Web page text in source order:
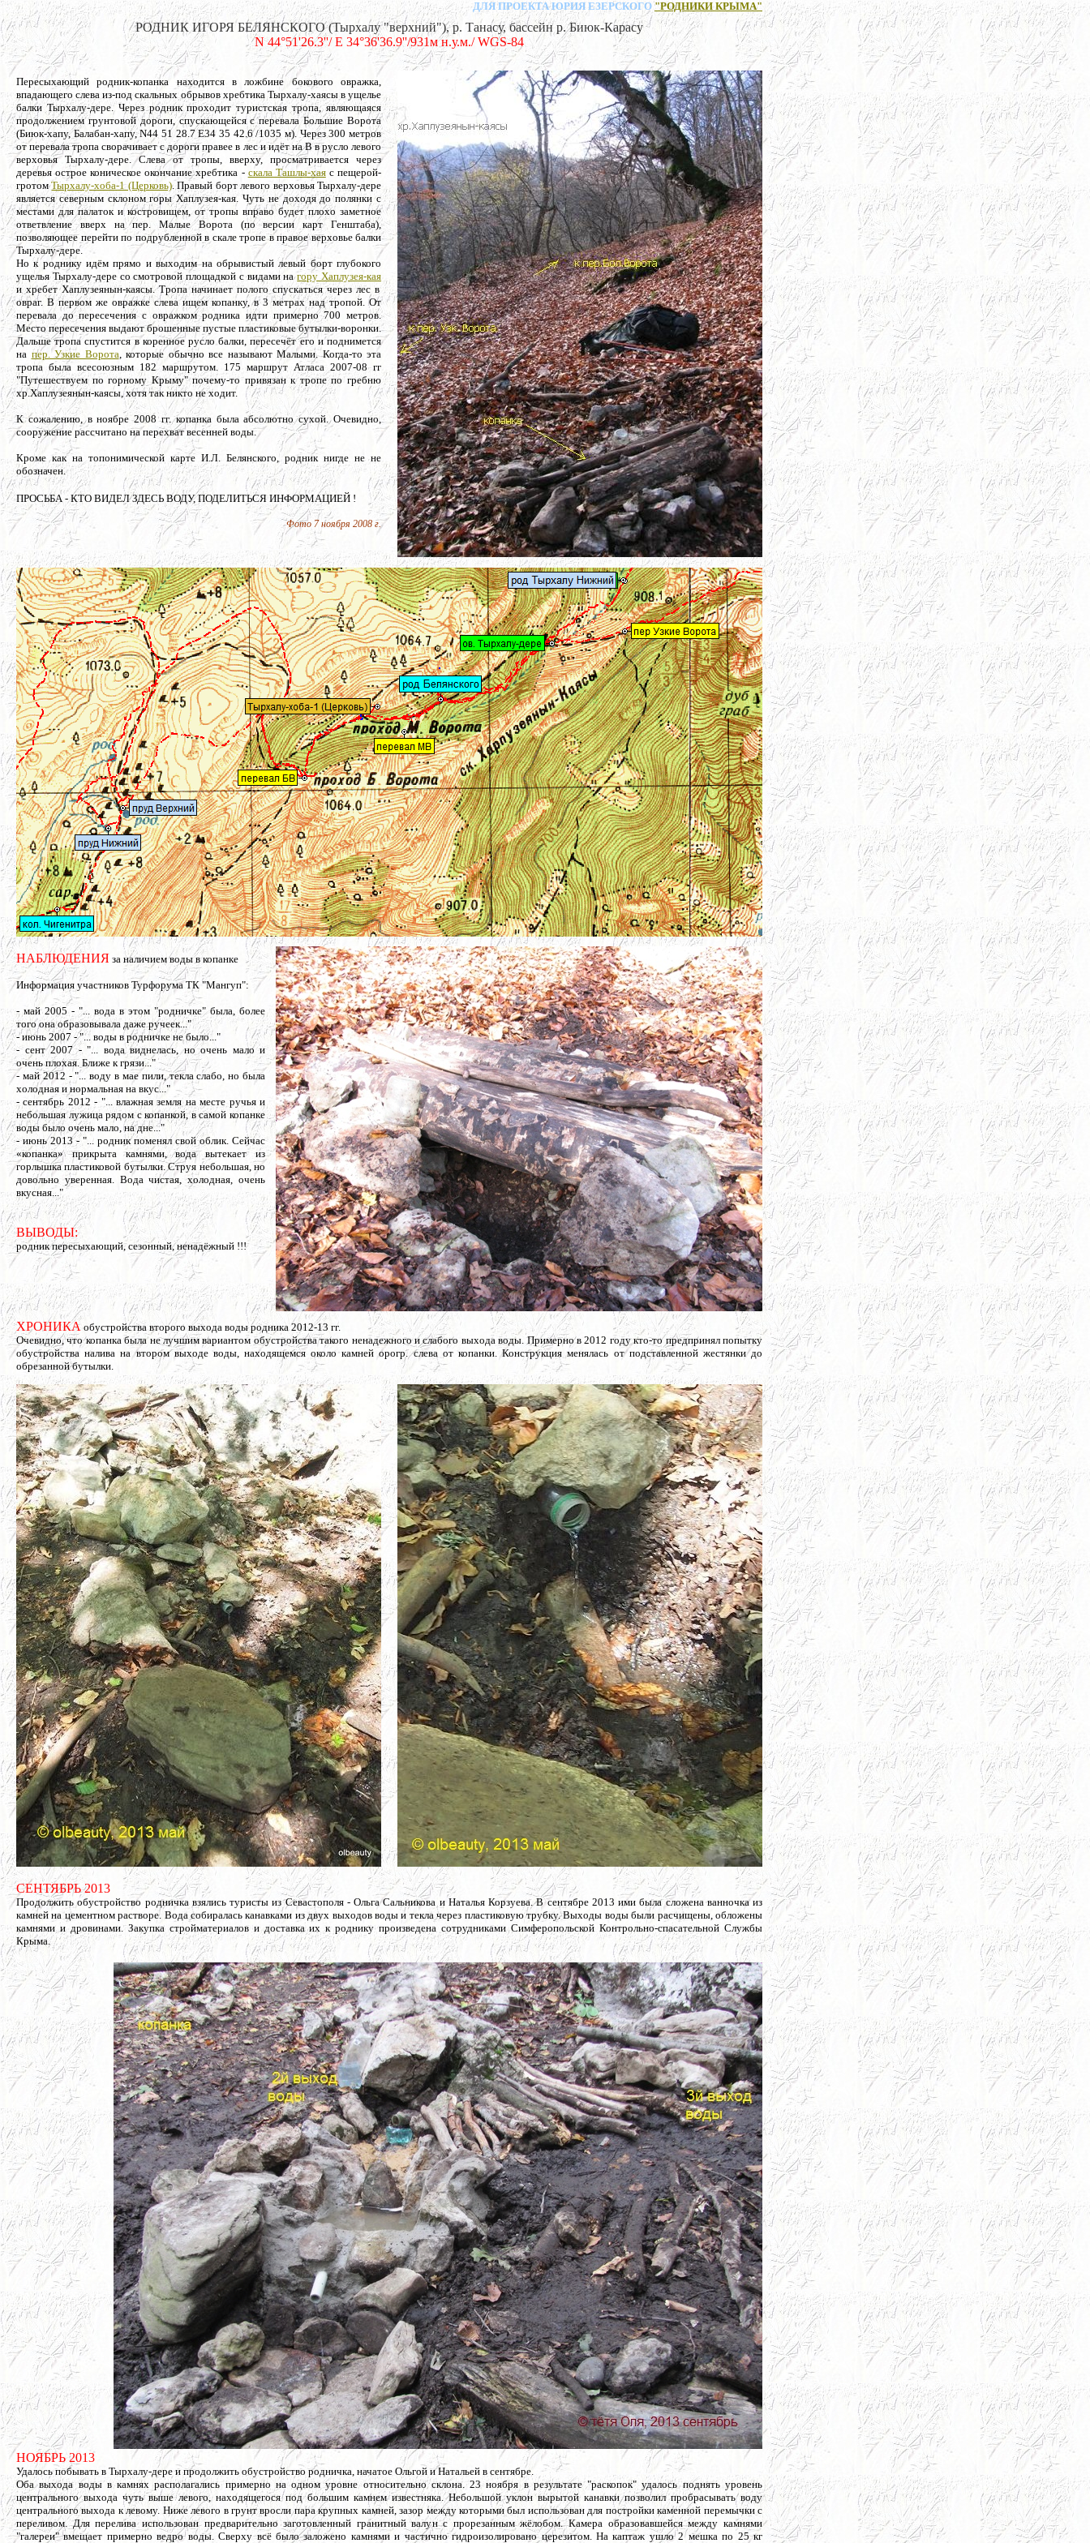
Пересыхающий родник-копанка находится в ложбине бокового овражка,
впадающего слева из-под скальных обрывов хребтика Тырхалу-хаясы в ущелье
балки Тырхалу-дере. Через родник проходит туристская тропа, являющаяся
продолжением грунтовой дороги, спускающейся с перевала Большие Ворота
(Биюк-хапу, Балабан-хапу, N44 51 28.7 E34 35 42.6 /1035 м). Через 300 метров
от перевала тропа сворачивает с дороги правее в лес и идёт на В в русло левого
верховья Тырхалу-дере. Слева от тропы, вверху, просматривается через
деревья острое коническое окончание хребтика - скала Ташлы-хаяс пещерой-
гротомТырхалу-хоба-1 (Церковь). Правый борт левого верховья Тырхалу-дере
является северным склоном горы Хаплузея-кая. Чуть не доходя до полянки с
местами для палаток и костровищем, от тропы вправо будет плохо заметное
ответвление вверх на пер. Малые Ворота (по версии карт Генштаба),
позволяющее перейти по подрубленной в скале тропе в правое верховье балки
Тырхалу-дере.
Но к роднику идём прямо и выходим на обрывистый левый борт глубокого
ущелья Тырхалу-дере со смотровой площадкой с видами нагору Хаплузея-кая
и хребет Хаплузеянын-каясы. Тропа начинает полого спускаться через лес в
овраг. В первом же овражке слева ищем копанку, в 3 метрах над тропой. От
перевала до пересечения с овражком родника идти примерно 700 метров.
Место пересечения выдают брошенные пустые пластиковые бутылки-воронки.
Дальше тропа спустится в коренное русло балки, пересечёт его и поднимется
на пер. Узкие Ворота, которые обычно все называют Малыми. Когда-то эта
тропа была всесоюзным 182 маршрутом. 175 маршрут Атласа 2007-08 гг
"Путешествуем по горному Крыму" почему-то привязан к тропе по гребню
хр.Хаплузеянын-каясы, хотя так никто не ходит.
К сожалению, в ноябре 2008 гг. копанка была абсолютно сухой. Очевидно,
сооружение рассчитано на перехват весенней воды.
Кроме как на топонимической карте И.Л. Белянского, родник нигде не не
обозначен.
ПРОСЬБА - КТО ВИДЕЛ ЗДЕСЬ ВОДУ, ПОДЕЛИТЬСЯ ИНФОРМАЦИЕЙ !
Фото 7 ноября 2008 г.
ДЛЯ ПРОЕКТА ЮРИЯ ЕЗЕРСКОГО"РОДНИКИ КРЫМА"
РОДНИК ИГОРЯ БЕЛЯНСКОГО (Тырхалу "верхний"), р. Танасу, бассейн р. Биюк-Карасу
N 44°51'26.3''/ E 34°36'36.9''/931м н.у.м./ WGS-84
НАБЛЮДЕНИЯ за наличием воды в копанке
Информация участников Турфорума ТК "Мангуп":
- май 2005 - "... вода в этом "родничке" была, более
того она образовывала даже ручеек..."
- июнь 2007 - "... воды в родничке не было..."
- сент 2007 - "... вода виднелась, но очень мало и
очень плохая. Ближе к грязи..."
- май 2012 - "... воду в мае пили, текла слабо, но была
холодная и нормальная на вкус..."
- сентябрь 2012 - "... влажная земля на месте ручья и
небольшая лужица рядом с копанкой, в самой копанке
воды было очень мало, на дне..."
- июнь 2013 - "... родник поменял свой облик. Сейчас
«копанка» прикрыта камнями, вода вытекает из
горлышка пластиковой бутылки. Струя небольшая, но
довольно уверенная. Вода чистая, холодная, очень
вкусная..."
ВЫВОДЫ:
родник пересыхающий, сезонный, ненадёжный !!!
ХРОНИКА обустройства второго выхода воды родника 2012-13 гг.
Очевидно, что копанка была не лучшим вариантом обустройства такого ненадежного и слабого выхода воды. Примерно в 2012 году кто-то предпринял попытку
обустройства налива на втором выходе воды, находящемся около камней орогр. слева от копанки. Конструкция менялась от подставленной жестянки до
обрезанной бутылки.
СЕНТЯБРЬ 2013
Продолжить обустройство родничка взялись туристы из Севастополя - Ольга Сальникова и Наталья Корзуева. В сентябре 2013 ими была сложена ванночка из
камней на цементном растворе. Вода собиралась канавками из двух выходов воды и текла через пластиковую трубку. Выходы воды были расчищены, обложены
камнями и дровинами. Закупка стройматериалов и доставка их к роднику произведена сотрудниками Симферопольской Контрольно-спасательной Службы
Крыма.
НОЯБРЬ 2013
Удалось побывать в Тырхалу-дере и продолжить обустройство родничка, начатое Ольгой и Натальей в сентябре.
Оба выхода воды в камнях располагались примерно на одном уровне относительно склона. 23 ноября в результате "раскопок" удалось поднять уровень
центрального выхода чуть выше левого, находящегося под большим камнем известняка. Небольшой уклон вырытой канавки позволил пробрасывать воду
центрального выхода к левому. Ниже левого в грунт вросли пара крупных камней, зазор между которыми был использован для постройки каменной перемычки с
переливом. Для перелива использован предварительно заготовленный гранитный валун с прорезанным жёлобом. Камера образовавшейся между камнями
"галереи" вмещает примерно ведро воды. Сверху всё было заложено камнями и частично гидроизолировано церезитом. На каптаж ушло 2 мешка по 25 кг